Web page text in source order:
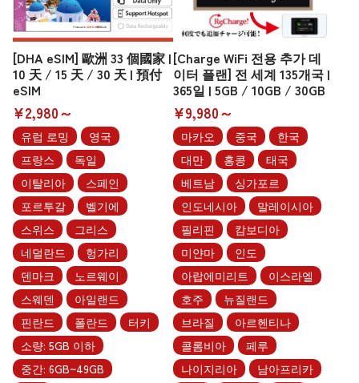
[DHA eSIM] 歐洲 33 個國家 |
10 天 / 15 天 / 30 天 | 預付
eSIM
¥2,980～
유럽 로밍
영국
프랑스
독일
이탈리아
스페인
포르투갈
벨기에
스위스
그리스
네덜란드
헝가리
덴마크
노르웨이
스웨덴
아일랜드
핀란드
폴란드
터키
소량: 5GB 이하
중간: 6GB~49GB
[Charge WiFi 전용 추가 데
이터 플랜] 전 세계 135개국 |
365일 | 5GB / 10GB / 30GB
¥9,980～
마카오 중국
한국
대만
홍콩
태국
베트남
싱가포르
인도네시아
말레이시아
필리핀
캄보디아
미얀마
인도
아랍에미리트
이스라엘
호주
뉴질랜드
브라질
아르헨티나
콜롬비아
페루
나이지리아
남아프리카